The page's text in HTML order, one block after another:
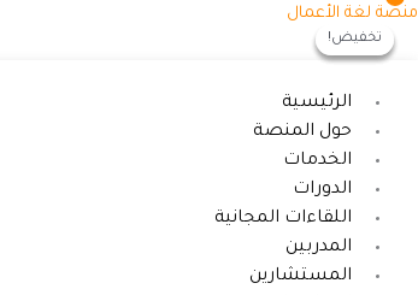
تخطي
منصة لغة الأعمال
الرئيسية
حول المنصة
الخدمات
الدورات
اللقاءات المجانية
المدربين
المستشارين
تخفيض!
كمية
تطبيقات
في
المحاسبة
مايو
٢٠٢٦
تخفيض!
تخفيض!